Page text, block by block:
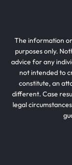
The information
purposes only.
advice for any
not intended to
constitute, an
different. Case
legal